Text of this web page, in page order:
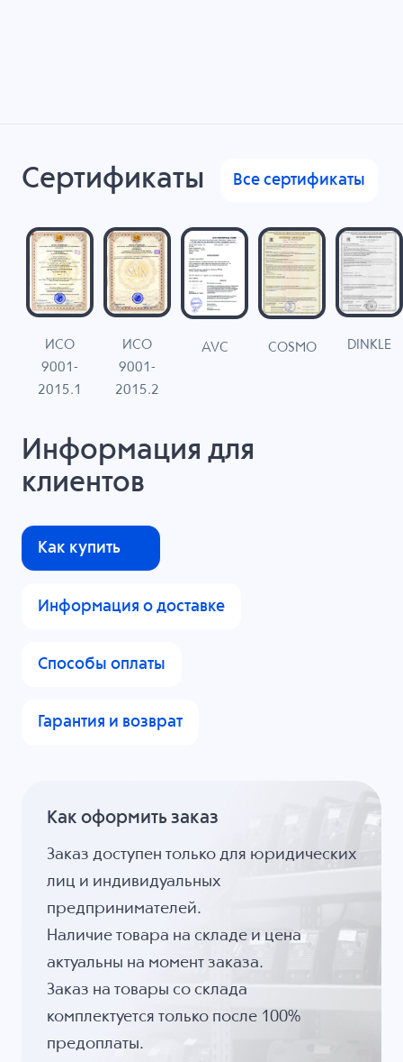
Сертификаты Все сертификаты
ИСО
9001-
2015.1
ИСО
9001-
2015.2
AVC COSMO DINKLE
Информация для
клиентов
Как купить
Информация о доставке
Способы оплаты
Гарантия и возврат
Как оформить заказ
Заказ доступен только для юридических
лиц и индивидуальных
предпринимателей.
Наличие товара на складе и цена
актуальны на момент заказа.
Заказ на товары со склада
комплектуется только после 100%
предоплаты.